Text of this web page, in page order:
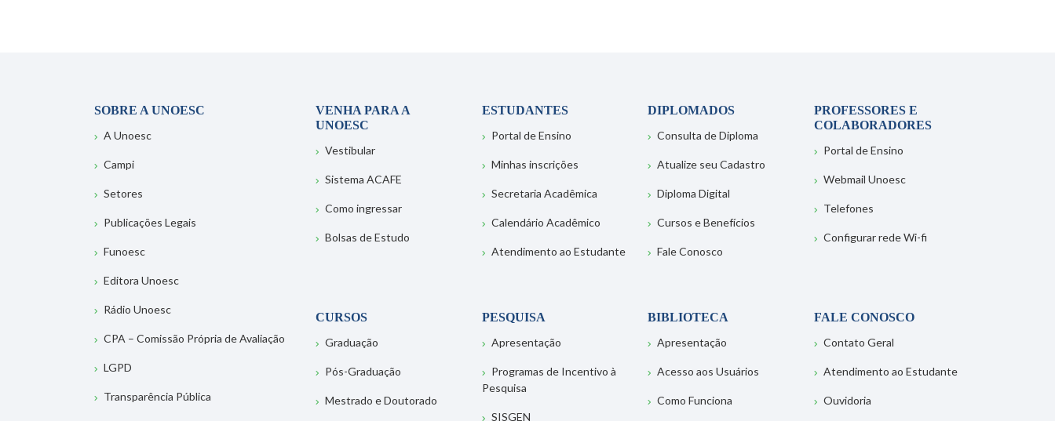
SOBRE A UNOESC
A Unoesc
Campi
Setores
Publicações Legais
Funoesc
Editora Unoesc
Rádio Unoesc
CPA – Comissão Própria de Avaliação
LGPD
Transparência Pública
VENHA PARA A
UNOESC
Vestibular
Sistema ACAFE
Como ingressar
Bolsas de Estudo
ESTUDANTES
Portal de Ensino
Minhas inscrições
Secretaria Acadêmica
Calendário Acadêmico
Atendimento ao Estudante
DIPLOMADOS
Consulta de Diploma
Atualize seu Cadastro
Diploma Digital
Cursos e Benefícios
Fale Conosco
PROFESSORES E
COLABORADORES
Portal de Ensino
Webmail Unoesc
Telefones
Configurar rede Wi-fi
CURSOS
Graduação
Pós-Graduação
Mestrado e Doutorado
PESQUISA
Apresentação
Programas de Incentivo à
Pesquisa
SISGEN
BIBLIOTECA
Apresentação
Acesso aos Usuários
Como Funciona
FALE CONOSCO
Contato Geral
Atendimento ao Estudante
Ouvidoria